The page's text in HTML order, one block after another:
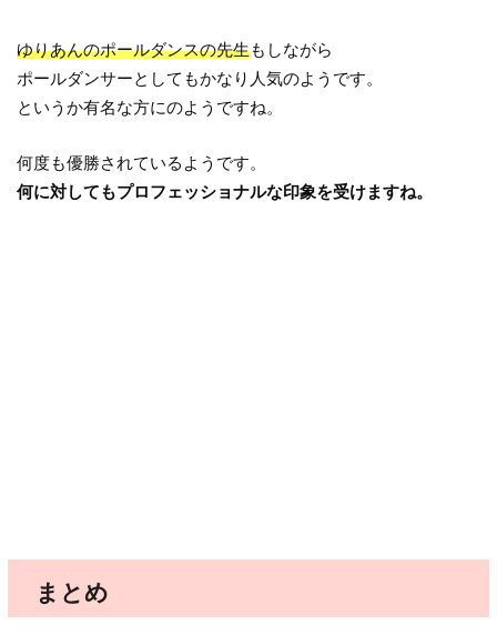
ゆりあんのポールダンスの先生もしながら
ポールダンサーとしてもかなり人気のようです。
というか有名な方にのようですね。
何度も優勝されているようです。
何に対してもプロフェッショナルな印象を受けますね。
まとめ